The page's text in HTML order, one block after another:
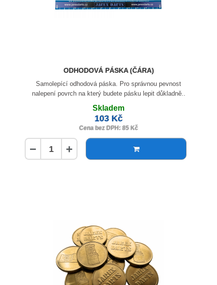
ODHODOVÁ PÁSKA (ČÁRA)
Samolepící odhodová páska. Pro správnou pevnost
nalepení povrch na který budete pásku lepit důkladně..
Skladem
103 Kč
Cena bez DPH: 85 Kč
− +